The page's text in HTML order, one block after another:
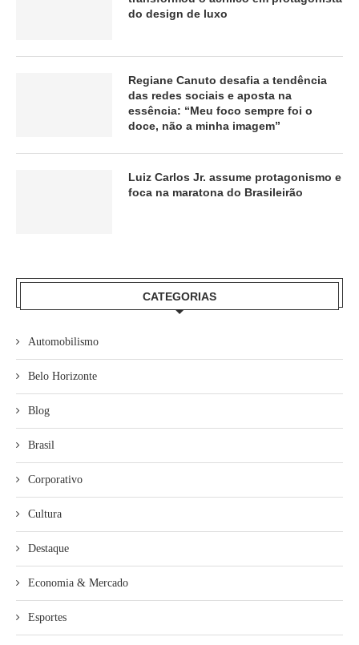
do design de luxo
Regiane Canuto desafia a tendência
das redes sociais e aposta na
essência: “Meu foco sempre foi o
doce, não a minha imagem”
Luiz Carlos Jr. assume protagonismo e
foca na maratona do Brasileirão
CATEGORIAS
Automobilismo
Belo Horizonte
Blog
Brasil
Corporativo
Cultura
Destaque
Economia & Mercado
Esportes